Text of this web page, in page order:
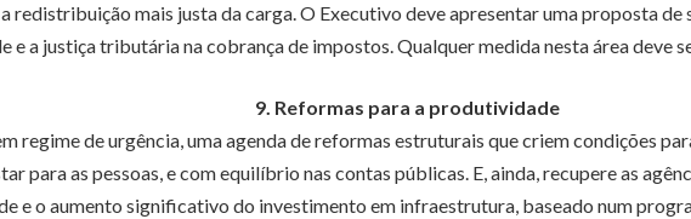
redistribuição mais justa da carga. O Executivo deve apresentar uma proposta
e a justiça tributária na cobrança de impostos. Qualquer medida nesta área deve
9. Reformas para a produtividade
regime de urgência, uma agenda de reformas estruturais que criem condições
para as pessoas, e com equilíbrio nas contas públicas. E, ainda, recupere as
e o aumento significativo do investimento em infraestrutura, baseado num